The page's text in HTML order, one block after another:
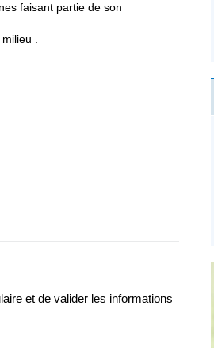
faisant partie de son
.
et de valider les informations